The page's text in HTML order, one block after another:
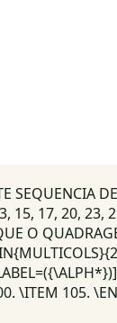
SEQUENCIA
15, 17, 20, 23,
O
\ITEM 105.